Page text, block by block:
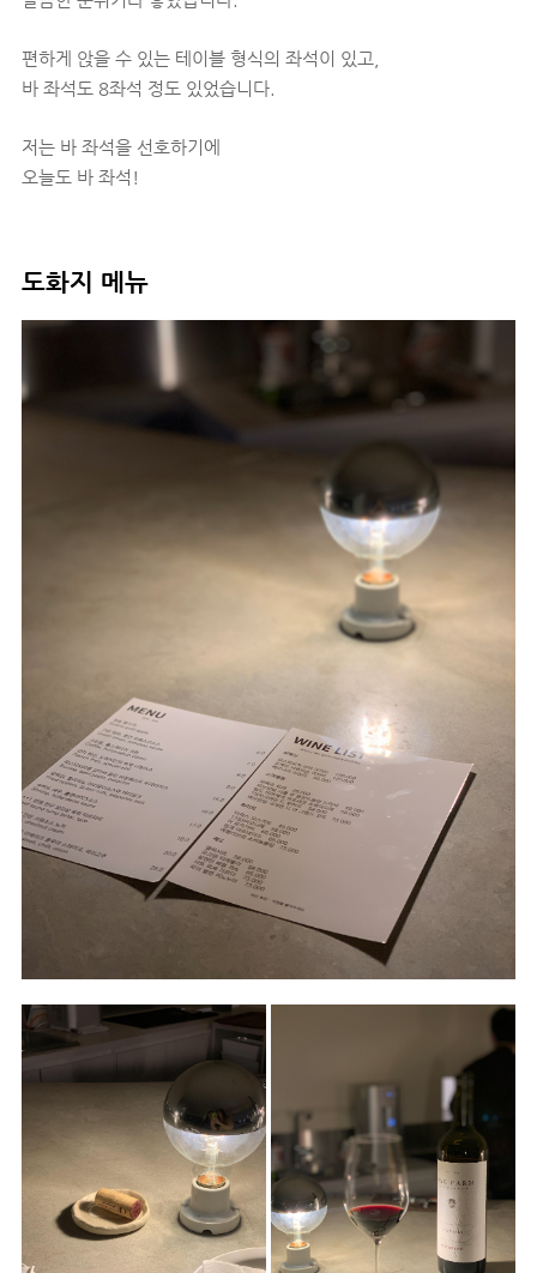
편하게 앉을 수 있는 테이블 형식의 좌석이 있고,
바 좌석도 8좌석 정도 있었습니다.
저는 바 좌석을 선호하기에
오늘도 바 좌석!
도화지 메뉴